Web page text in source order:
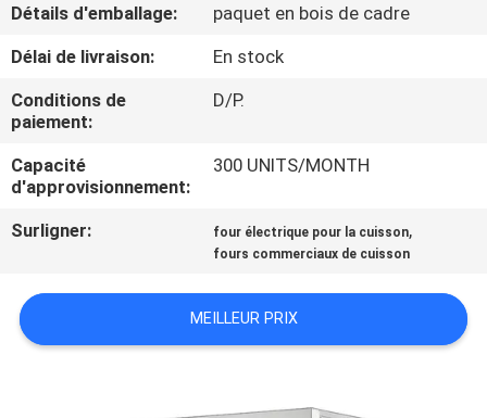
CONTRÔLE
DE
QUALITÉ
CONTACTEZ-
NOUS
NOUVELLES
Détails d'emballage:
paquet en bois de cadre
Délai de livraison:
En stock
Conditions de
paiement:
D/P.
Capacité
d'approvisionnement:
300 UNITS/MONTH
Surligner: four électrique pour la cuisson,
fours commerciaux de cuisson
MEILLEUR PRIX